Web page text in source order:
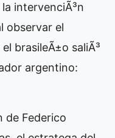
intervenciÃ³n
observar el
brasileÃ±o saliÃ³
argentino:
de Federico